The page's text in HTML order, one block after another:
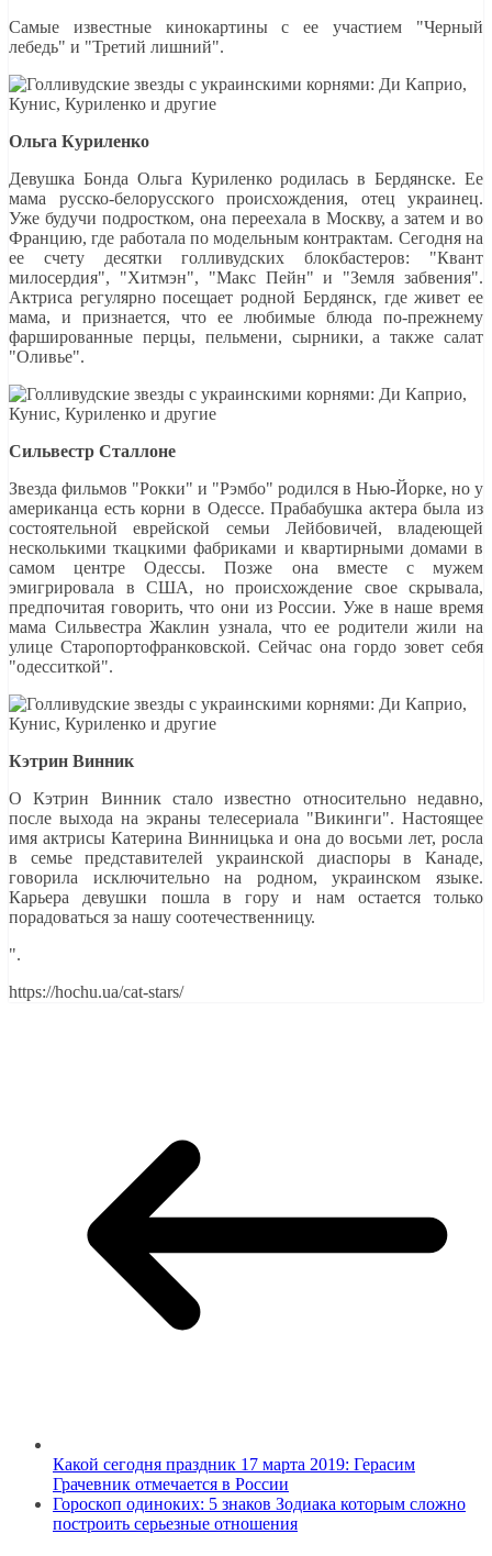
Самые известные кинокартины с ее участием "Черный
лебедь" и "Третий лишний".
Ольга Куриленко
Девушка Бонда Ольга Куриленко родилась в Бердянске. Ее
мама русско-белорусского происхождения, отец украинец.
Уже будучи подростком, она переехала в Москву, а затем и во
Францию, где работала по модельным контрактам. Сегодня на
ее счету десятки голливудских блокбастеров: "Квант
милосердия", "Хитмэн", "Макс Пейн" и "Земля забвения".
Актриса регулярно посещает родной Бердянск, где живет ее
мама, и признается, что ее любимые блюда по-прежнему
фаршированные перцы, пельмени, сырники, а также салат
"Оливье".
Сильвестр Сталлоне
Звезда фильмов "Рокки" и "Рэмбо" родился в Нью-Йорке, но у
американца есть корни в Одессе. Прабабушка актера была из
состоятельной еврейской семьи Лейбовичей, владеющей
несколькими ткацкими фабриками и квартирными домами в
самом центре Одессы. Позже она вместе с мужем
эмигрировала в США, но происхождение свое скрывала,
предпочитая говорить, что они из России. Уже в наше время
мама Сильвестра Жаклин узнала, что ее родители жили на
улице Старопортофранковской. Сейчас она гордо зовет себя
"одесситкой".
Кэтрин Винник
О Кэтрин Винник стало известно относительно недавно,
после выхода на экраны телесериала "Викинги". Настоящее
имя актрисы Катерина Винницька и она до восьми лет, росла
в семье представителей украинской диаспоры в Канаде,
говорила исключительно на родном, украинском языке.
Карьера девушки пошла в гору и нам остается только
порадоваться за нашу соотечественницу.
".
https://hochu.ua/cat-stars/
Какой сегодня праздник 17 марта 2019: Герасим
Грачевник отмечается в России
Гороскоп одиноких: 5 знаков Зодиака которым сложно
построить серьезные отношения